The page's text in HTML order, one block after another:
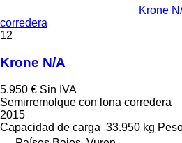
Krone
corredera
12
Krone N/A
5.950 € Sin IVA
Semirremolque con lona corredera
2015
Capacidad de carga 33.950 kg